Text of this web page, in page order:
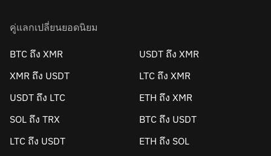
คู่แลกเปลี่ยนยอดนิยม
BTC ถึง XMR
USDT ถึง XMR
XMR ถึง USDT
LTC ถึง XMR
USDT ถึง LTC
ETH ถึง XMR
SOL ถึง TRX
BTC ถึง USDT
LTC ถึง USDT
ETH ถึง SOL